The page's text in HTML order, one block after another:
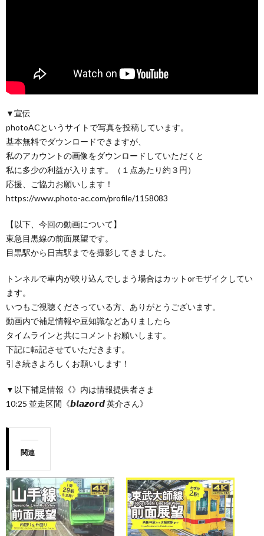
▼宣伝
photoACというサイトで写真を投稿しています。
基本無料でダウンロードできますが、
私のアカウントの画像をダウンロードしていただくと
私に多少の利益が入ります。（１点あたり約３円）
応援、ご協力お願いします！
https://www.photo-ac.com/profile/1158083
【以下、今回の動画について】
東急目黒線の前面展望です。
目黒駅から日吉駅までを撮影してきました。
トンネルで車内が映り込んでしまう場合はカットorモザイクしてい
ます。
いつもご視聴くださっている方、ありがとうございます。
動画内で補足情報や豆知識などありましたら
タイムラインと共にコメントお願いします。
下記に転記させていただきます。
引き続きよろしくお願いします！
▼以下補足情報《》内は情報提供者さま
10:25 並走区間《𝙗𝙡𝙖𝙯𝙤𝙧𝙙 英介さん》
関連